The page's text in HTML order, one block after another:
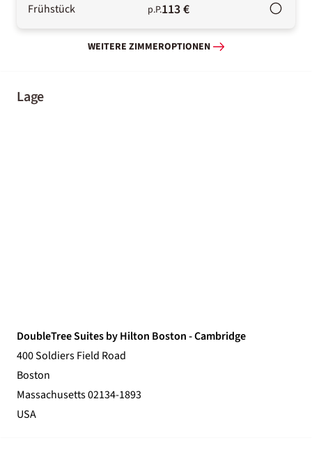
Frühstück p.P.113 €
WEITERE ZIMMEROPTIONEN
Lage
DoubleTree Suites by Hilton Boston - Cambridge
400 Soldiers Field Road
Boston
Massachusetts 02134-1893
USA